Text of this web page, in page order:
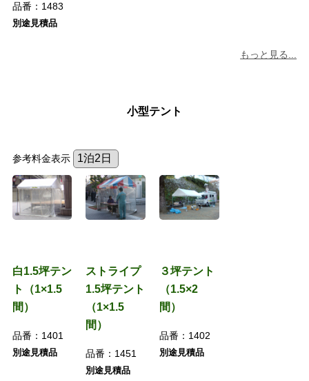
品番： 1483
別途見積品
もっと見る...
小型テント
参考料金表示
白1.5坪テン
ト（1×1.5
間）
品番： 1401
別途見積品
ストライプ
1.5坪テント
（1×1.5
間）
品番： 1451
別途見積品
３坪テント
（1.5×2
間）
品番： 1402
別途見積品